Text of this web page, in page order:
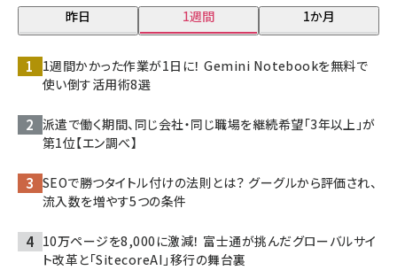
昨日 1週間 1か月
1週間かかった作業が1日に！ Gemini Notebookを無料で
使い倒す活用術8選
派遣で働く期間、同じ会社・同じ職場を継続希望「3年以上」が
第1位【エン調べ】
SEOで勝つタイトル付けの法則とは？ グーグルから評価され、
流入数を増やす5つの条件
10万ページを8,000に激減！ 富士通が挑んだグローバルサイ
ト改革と「SitecoreAI」移行の舞台裏